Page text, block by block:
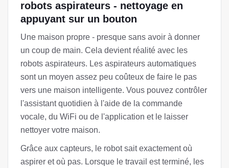
robots aspirateurs - nettoyage en
appuyant sur un bouton
Une maison propre - presque sans avoir à donner
un coup de main. Cela devient réalité avec les
robots aspirateurs. Les aspirateurs automatiques
sont un moyen assez peu coûteux de faire le pas
vers une maison intelligente. Vous pouvez contrôler
l'assistant quotidien à l'aide de la commande
vocale, du WiFi ou de l'application et le laisser
nettoyer votre maison.
Grâce aux capteurs, le robot sait exactement où
aspirer et où pas. Lorsque le travail est terminé, les